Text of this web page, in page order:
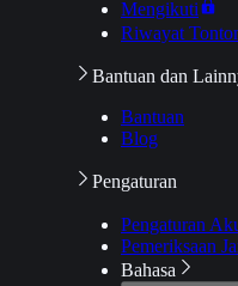
Mengikuti
Riwayat
Bantuan dan
Bantuan
Blog
Pengaturan
Pengaturan
Pemeriksaan
Bahasa